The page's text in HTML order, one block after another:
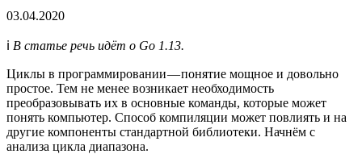
03.04.2020
ℹ️ В статье речь идёт о Go 1.13.
Циклы в программировании — понятие мощное и довольно
простое. Тем не менее возникает необходимость
преобразовывать их в основные команды, которые может
понять компьютер. Способ компиляции может повлиять и на
другие компоненты стандартной библиотеки. Начнём с
анализа цикла диапазона.